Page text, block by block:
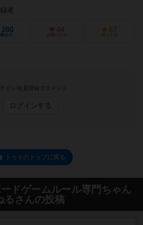
者
280
あり
44
お気に入り
87
持ってる
イン/会員登録でコメント
ログインする
トゥキのトップに戻る
ドゲームルール専門ちゃん
るさんの投稿